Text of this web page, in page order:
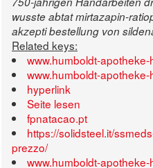
wusste abtat mirtazapin-
akzepti bestellung von
Related keys:
www.humboldt-
www.humboldt-
hyperlink
Seite lesen
fpnatacao.pt
https://solidsteel.it/
prezzo/
www.humboldt-